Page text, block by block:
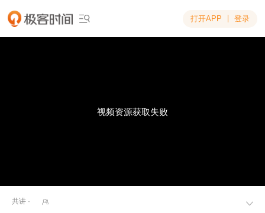
 打开APP 登录
视频资源获取失败

共讲 · 